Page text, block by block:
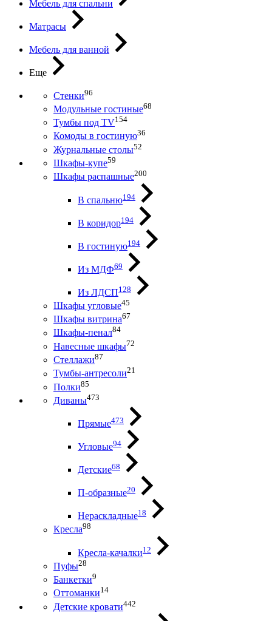
Мебель для спальни
Матрасы
Мебель для ванной
Еще
Стенки96
Модульные гостиные68
Тумбы под ТV154
Комоды в гостиную36
Журнальные столы52
Шкафы-купе59
Шкафы распашные200
В спальню194
В коридор194
В гостиную194
Из МДФ69
Из ЛДСП128
Шкафы угловые45
Шкафы витрина67
Шкафы-пенал84
Навесные шкафы72
Стеллажи87
Тумбы-антресоли21
Полки85
Диваны473
Прямые473
Угловые94
Детские68
П-образные20
Нераскладные18
Кресла98
Кресла-качалки12
Пуфы28
Банкетки9
Оттоманки14
Детские кровати442